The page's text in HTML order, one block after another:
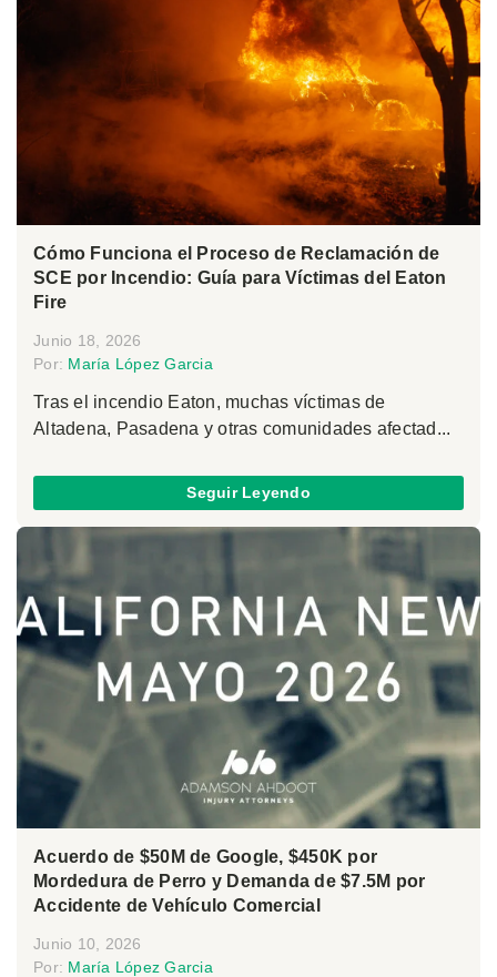
Cómo Funciona el Proceso de Reclamación de
SCE por Incendio: Guía para Víctimas del Eaton
Fire
Junio 18, 2026
Por: María López Garcia
Tras el incendio Eaton, muchas víctimas de
Altadena, Pasadena y otras comunidades afectad...
Seguir Leyendo
Acuerdo de $50M de Google, $450K por
Mordedura de Perro y Demanda de $7.5M por
Accidente de Vehículo Comercial
Junio 10, 2026
Por: María López Garcia